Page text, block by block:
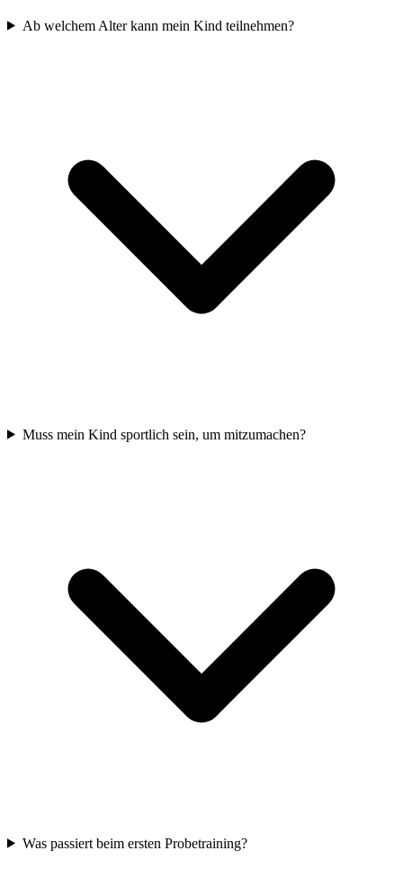
Ab welchem Alter kann mein Kind teilnehmen?
Muss mein Kind sportlich sein, um mitzumachen?
Was passiert beim ersten Probetraining?